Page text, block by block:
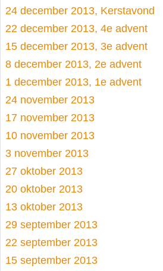
24 december 2013, Kerstavond
22 december 2013, 4e advent
15 december 2013, 3e advent
8 december 2013, 2e advent
1 december 2013, 1e advent
24 november 2013
17 november 2013
10 november 2013
3 november 2013
27 oktober 2013
20 oktober 2013
13 oktober 2013
29 september 2013
22 september 2013
15 september 2013